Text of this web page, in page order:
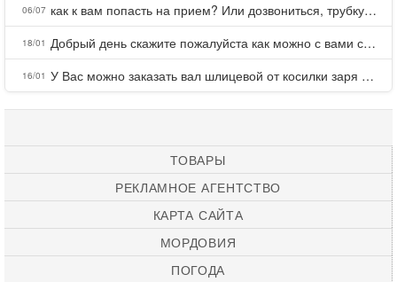
06/07 как к вам попасть на прием? Или дозвониться, трубку не берете.
18/01 Добрый день скажите пожалуйста как можно с вами связаться . Телефон не отвечает .Заказала кухню в тц Хороший есть претензии а менеджер контактов не дает .Что делать?
16/01 У Вас можно заказать вал шлицевой от косилки заря для мтз, который соединяет мотоблок с косилкой.?
ТОВАРЫ
РЕКЛАМНОЕ АГЕНТСТВО
КАРТА САЙТА
МОРДОВИЯ
ПОГОДА